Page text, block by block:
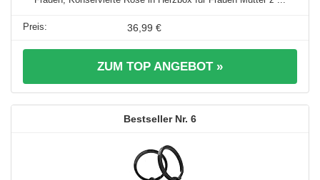
36,99 €
ZUM TOP ANGEBOT »
6